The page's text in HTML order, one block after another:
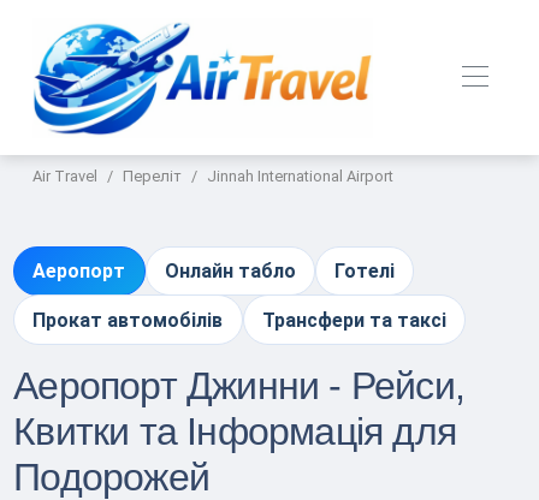
Air Travel Переліт Jinnah International Airport
Аеропорт Онлайн табло Готелі
Прокат автомобілів Трансфери та таксі
Аеропорт Джинни - Рейси,
Квитки та Інформація для
Подорожей